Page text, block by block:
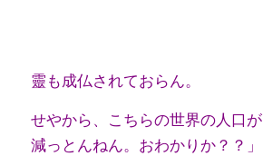
靈も成仏されておらん。
せやから、こちらの世界の人口が
減っとんねん。おわかりか？？」